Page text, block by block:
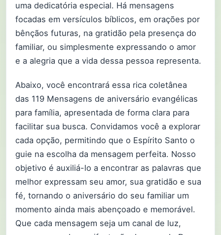
uma dedicatória especial. Há mensagens
focadas em versículos bíblicos, em orações por
bênçãos futuras, na gratidão pela presença do
familiar, ou simplesmente expressando o amor
e a alegria que a vida dessa pessoa representa.
Abaixo, você encontrará essa rica coletânea
das 119 Mensagens de aniversário evangélicas
para família, apresentada de forma clara para
facilitar sua busca. Convidamos você a explorar
cada opção, permitindo que o Espírito Santo o
guie na escolha da mensagem perfeita. Nosso
objetivo é auxiliá-lo a encontrar as palavras que
melhor expressam seu amor, sua gratidão e sua
fé, tornando o aniversário do seu familiar um
momento ainda mais abençoado e memorável.
Que cada mensagem seja um canal de luz,